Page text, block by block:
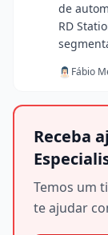
de
RD
Fábio
Receba
Temos um
te ajudar